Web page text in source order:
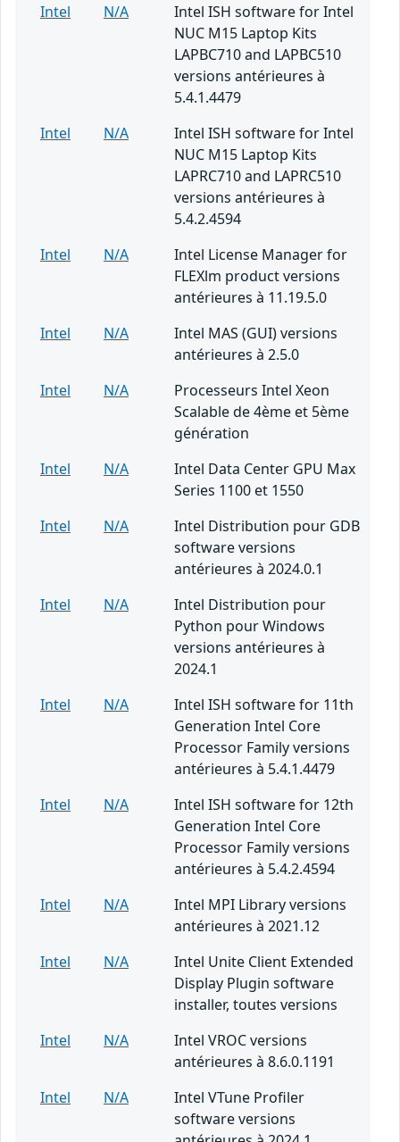
Intel
N/A
Intel ISH software for Intel
NUC M15 Laptop Kits
LAPBC710 and LAPBC510
versions antérieures à
5.4.1.4479
Intel
N/A
Intel ISH software for Intel
NUC M15 Laptop Kits
LAPRC710 and LAPRC510
versions antérieures à
5.4.2.4594
Intel
N/A
Intel License Manager for
FLEXlm product versions
antérieures à 11.19.5.0
Intel
N/A
Intel MAS (GUI) versions
antérieures à 2.5.0
Intel
N/A
Processeurs Intel Xeon
Scalable de 4ème et 5ème
génération
Intel
N/A
Intel Data Center GPU Max
Series 1100 et 1550
Intel
N/A
Intel Distribution pour GDB
software versions
antérieures à 2024.0.1
Intel
N/A
Intel Distribution pour
Python pour Windows
versions antérieures à
2024.1
Intel
N/A
Intel ISH software for 11th
Generation Intel Core
Processor Family versions
antérieures à 5.4.1.4479
Intel
N/A
Intel ISH software for 12th
Generation Intel Core
Processor Family versions
antérieures à 5.4.2.4594
Intel
N/A
Intel MPI Library versions
antérieures à 2021.12
Intel
N/A
Intel Unite Client Extended
Display Plugin software
installer, toutes versions
Intel
N/A
Intel VROC versions
antérieures à 8.6.0.1191
Intel
N/A
Intel VTune Profiler
software versions